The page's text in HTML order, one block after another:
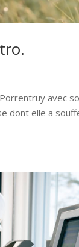
avec
dont elle a